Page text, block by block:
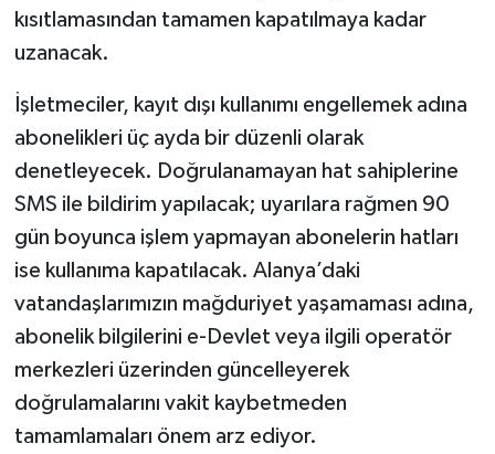
kısıtlamasından tamamen kapatılmaya kadar
uzanacak.
İşletmeciler, kayıt dışı kullanımı engellemek adına
abonelikleri üç ayda bir düzenli olarak
denetleyecek. Doğrulanamayan hat sahiplerine
SMS ile bildirim yapılacak; uyarılara rağmen 90
gün boyunca işlem yapmayan abonelerin hatları
ise kullanıma kapatılacak. Alanya’daki
vatandaşlarımızın mağduriyet yaşamaması adına,
abonelik bilgilerini e-Devlet veya ilgili operatör
merkezleri üzerinden güncelleyerek
doğrulamalarını vakit kaybetmeden
tamamlamaları önem arz ediyor.